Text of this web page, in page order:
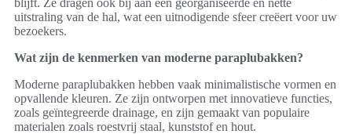
blijft. Ze dragen ook bij aan een georganiseerde en nette
uitstraling van de hal, wat een uitnodigende sfeer creëert voor uw
bezoekers.
Wat zijn de kenmerken van moderne paraplubakken?
Moderne paraplubakken hebben vaak minimalistische vormen en
opvallende kleuren. Ze zijn ontworpen met innovatieve functies,
zoals geïntegreerde drainage, en zijn gemaakt van populaire
materialen zoals roestvrij staal, kunststof en hout.